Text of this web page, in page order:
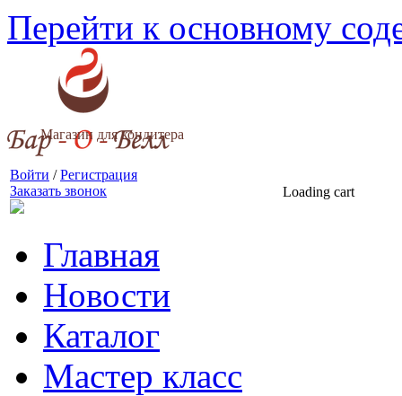
Перейти к основному
Магазин для кондитера
Войти /Регистрация
Заказать звонок
Loading cart
Главная
Новости
Каталог
Мастер класс